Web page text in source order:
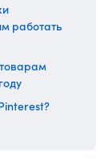
работать